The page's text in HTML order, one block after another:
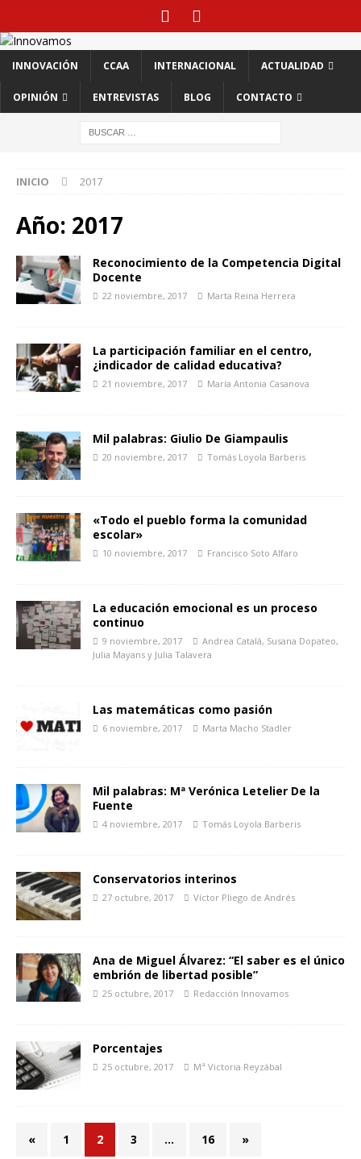
INNOVACIÓN CCAA INTERNACIONAL ACTUALIDAD
OPINIÓN ENTREVISTAS BLOG CONTACTO
INICIO 2017
Año: 2017
Reconocimiento de la Competencia Digital
Docente
22 noviembre, 2017 Marta Reina Herrera
La participación familiar en el centro,
¿indicador de calidad educativa?
21 noviembre, 2017 María Antonia Casanova
Mil palabras: Giulio De Giampaulis
20 noviembre, 2017 Tomás Loyola Barberis
«Todo el pueblo forma la comunidad
escolar»
10 noviembre, 2017 Francisco Soto Alfaro
La educación emocional es un proceso
continuo
9 noviembre, 2017
Andrea Catalá, Susana Dopateo,
Julia Mayans y Julia Talavera
Las matemáticas como pasión
6 noviembre, 2017 Marta Macho Stadler
Mil palabras: Mª Verónica Letelier De la
Fuente
4 noviembre, 2017 Tomás Loyola Barberis
Conservatorios interinos
27 octubre, 2017 Víctor Pliego de Andrés
Ana de Miguel Álvarez: “El saber es el único
embrión de libertad posible”
25 octubre, 2017 Redacción Innovamos
Porcentajes
25 octubre, 2017 Mª Victoria Reyzábal
« 1 2 3 … 16 »